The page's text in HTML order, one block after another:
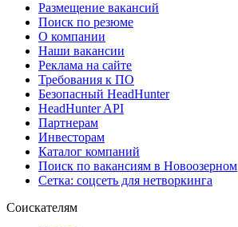
Размещение вакансий
Поиск по резюме
О компании
Наши вакансии
Реклама на сайте
Требования к ПО
Безопасный HeadHunter
HeadHunter API
Партнерам
Инвесторам
Каталог компаний
Поиск по вакансиям в Новоозерном
Сетка: соцсеть для нетворкинга
Соискателям